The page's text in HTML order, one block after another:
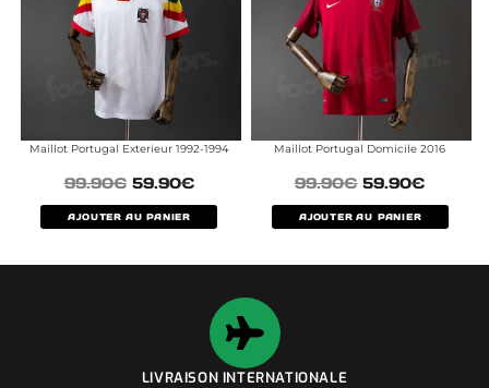
Maillot Portugal Exterieur 1992-1994
99.90€ 59.90€
AJOUTER AU PANIER
Maillot Portugal Domicile 2016
99.90€ 59.90€
AJOUTER AU PANIER
LIVRAISON INTERNATIONALE